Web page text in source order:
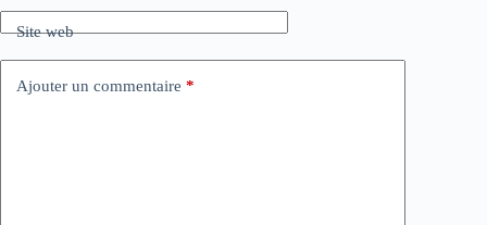
Site web
Ajouter un commentaire *